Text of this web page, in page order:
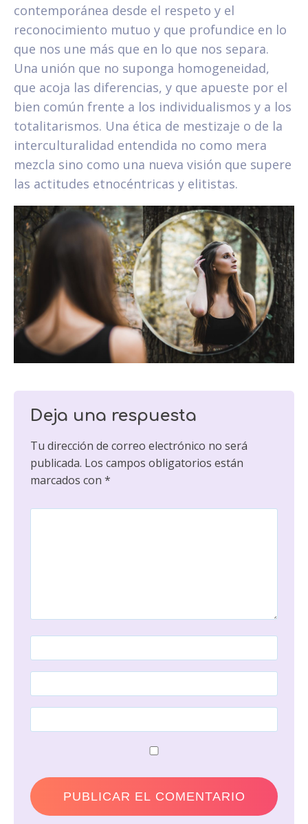
contemporánea desde el respeto y el
reconocimiento mutuo y que profundice en lo
que nos une más que en lo que nos separa.
Una unión que no suponga homogeneidad,
que acoja las diferencias, y que apueste por el
bien común frente a los individualismos y a los
totalitarismos. Una ética de mestizaje o de la
interculturalidad entendida no como mera
mezcla sino como una nueva visión que supere
las actitudes etnocéntricas y elitistas.
Deja una respuesta
Tu dirección de correo electrónico no será
publicada. Los campos obligatorios están
marcados con *